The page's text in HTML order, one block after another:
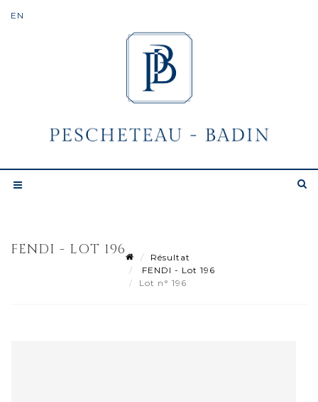
FENDI - LOT 196
Résultat
FENDI - Lot 196
Lot n° 196